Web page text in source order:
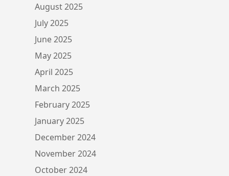
August 2025
July 2025
June 2025
May 2025
April 2025
March 2025
February 2025
January 2025
December 2024
November 2024
October 2024